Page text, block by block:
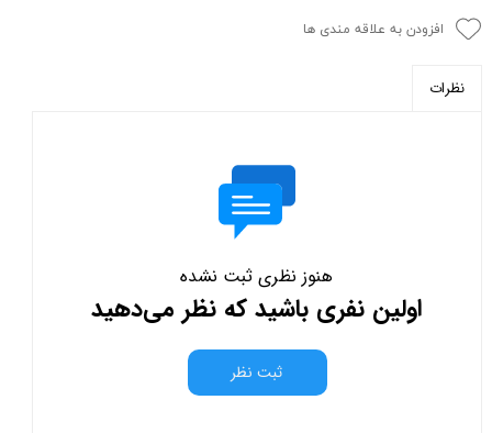
افزودن به علاقه مندی ها
نظرات
هنوز نظری ثبت نشده
اولین نفری باشید که نظر می‌دهید
ثبت نظر